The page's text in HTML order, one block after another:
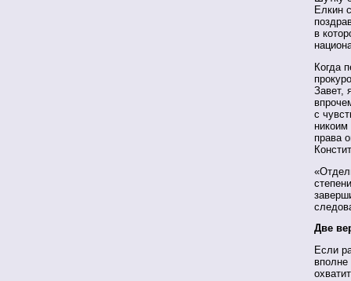
Елкин
в
Когда
Завет,
с
права
Две
Если
вполне